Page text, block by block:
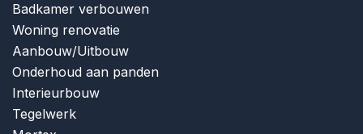
Badkamer verbouwen
Woning renovatie
Aanbouw/Uitbouw
Onderhoud aan panden
Interieurbouw
Tegelwerk